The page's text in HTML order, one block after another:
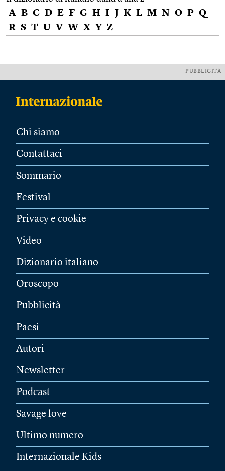
A B C D E F G H I J K L M N O P Q
R S T U V W X Y Z
PUBBLICITÀ
Chi siamo
Contattaci
Sommario
Festival
Privacy e cookie
Video
Dizionario italiano
Oroscopo
Pubblicità
Paesi
Autori
Newsletter
Podcast
Savage love
Ultimo numero
Internazionale Kids